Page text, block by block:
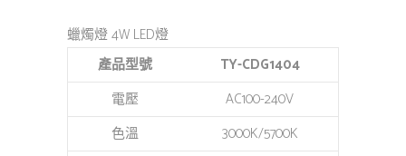
蠟燭燈 4W LED燈
產品型號
TY-CDG1404
電壓
AC100-240V
色溫
3000K/5700K